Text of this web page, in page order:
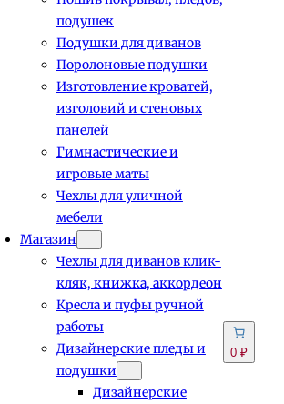
подушек
Подушки для диванов
Поролоновые подушки
Изготовление кроватей,
изголовий и стеновых
панелей
Гимнастические и
игровые маты
Чехлы для уличной
мебели
Магазин
Чехлы для диванов клик-
кляк, книжка, аккордеон
Кресла и пуфы ручной
работы
Дизайнерские пледы и
подушки
Дизайнерские
0 ₽